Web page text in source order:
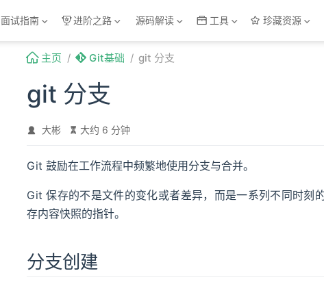
面试指南 进阶之路 源码解读 工具 珍藏资源
主页 Git基础 git 分支
git 分支
大彬 大约 6 分钟
Git 鼓励在工作流程中频繁地使用分支与合并。
Git 保存的不是文件的变化或者差异，而是一系列不同时刻
存内容快照的指针。
分支创建